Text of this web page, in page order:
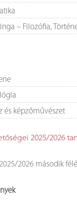
– Filozófia,
és képzőművészet
2025/2026
2026 második